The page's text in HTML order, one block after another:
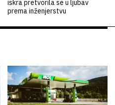
iskra pretvorila se u ljubav
prema inženjerstvu